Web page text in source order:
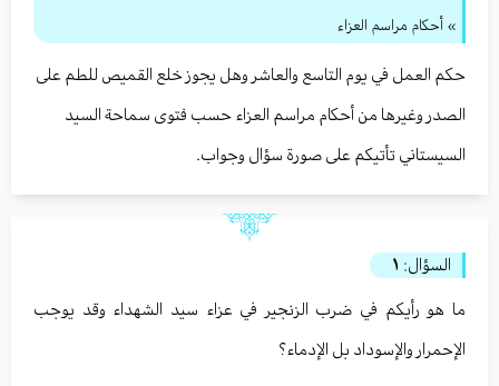
» أحكام مراسم العزاء
حكم العمل في يوم التاسع والعاشر وهل يجوز خلع القميص للطم على
الصدر وغيرها من أحكام مراسم العزاء حسب فتوى سماحة السيد
السيستاني تأتيكم على صورة سؤال وجواب.
السؤال: ١
ما هو رأيكم في ضرب الزنجير في عزاء سيد الشهداء وقد يوجب
الإحمرار والإسوداد بل الإدماء؟